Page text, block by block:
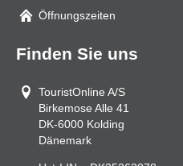
Mail
Öffnungszeiten
Finden Sie uns
TouristOnline A/S
Birkemose Alle 41
DK-6000 Kolding
Dänemark